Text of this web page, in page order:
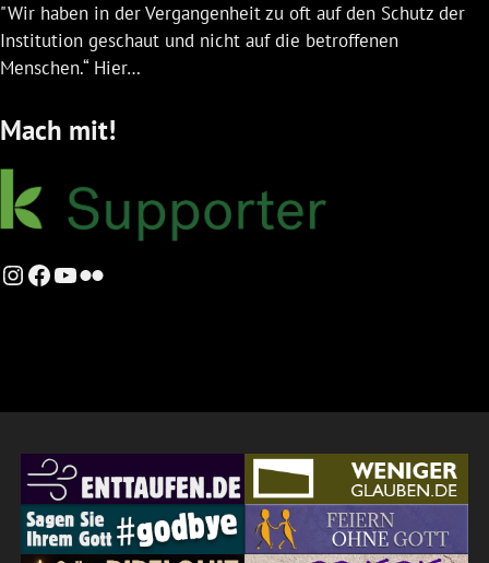
"Wir haben in der Vergangenheit zu oft auf den Schutz der
Institution geschaut und nicht auf die betroffenen
Menschen.“ Hier…
Mach mit!
Instagram
Facebook
YouTube
Flickr